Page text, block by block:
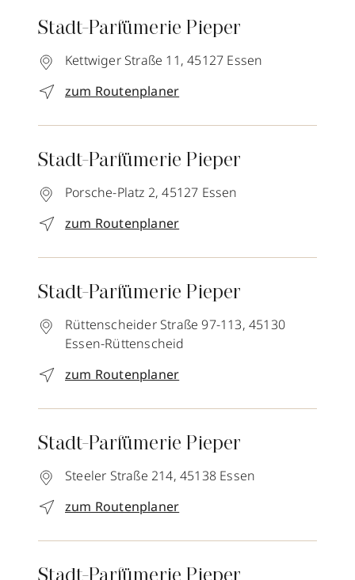
Stadt-Parfümerie Pieper
Kettwiger Straße 11, 45127 Essen
zum Routenplaner
Stadt-Parfümerie Pieper
Porsche-Platz 2, 45127 Essen
zum Routenplaner
Stadt-Parfümerie Pieper
Rüttenscheider Straße 97-113, 45130
Essen-Rüttenscheid
zum Routenplaner
Stadt-Parfümerie Pieper
Steeler Straße 214, 45138 Essen
zum Routenplaner